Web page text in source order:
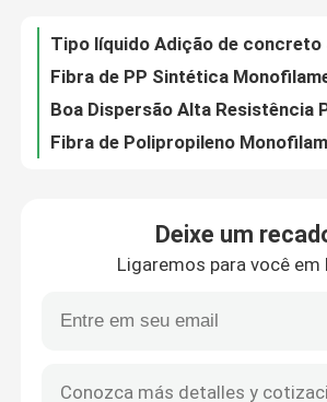
Controle da qualidade
Contacte-nos
álcoois de açúcar
Dextrina resistente
Deixe um
Ligaremos para você em